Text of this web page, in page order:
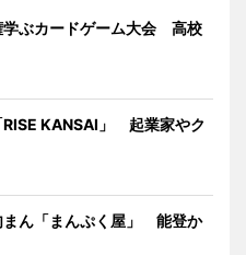
学ぶカードゲーム大会 高校
RISE KANSAI」 起業家やク
まん「まんぷく屋」 能登か